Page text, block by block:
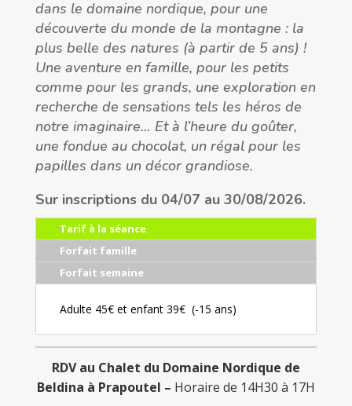
dans le domaine nordique, pour une
découverte du monde de la montagne : la
plus belle des natures (à partir de 5 ans) !
Une aventure en famille, pour les petits
comme pour les grands, une exploration en
recherche de sensations tels les héros de
notre imaginaire… Et à l’heure du goûter,
une fondue au chocolat, un régal pour les
papilles dans un décor grandiose.
Sur inscriptions du 04/07 au 30/08/2026.
Tarif à la séance
Forfait famille
Forfait semaine
Adulte 45€ et enfant 39€ (-15 ans)
RDV au Chalet du Domaine Nordique de
Beldina à Prapoutel – Horaire de 14H30 à 17H